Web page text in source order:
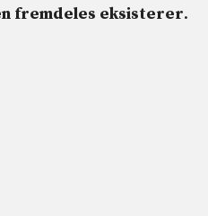
fremdeles eksisterer.